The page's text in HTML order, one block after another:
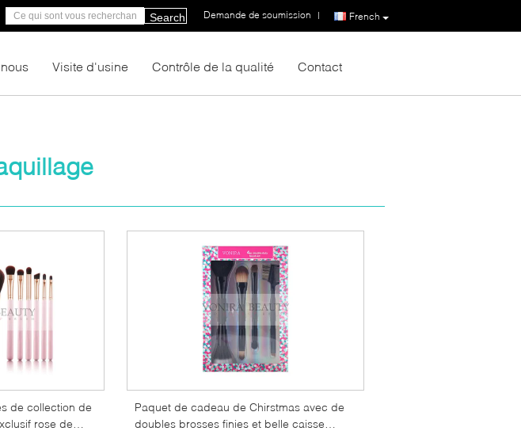
French
Demande de soumission |
Search
Visite d'usine Contrôle de la qualité Contact
de collection de
rose de
Paquet de cadeau de Chirstmas avec de
doubles brosses finies et belle caisse